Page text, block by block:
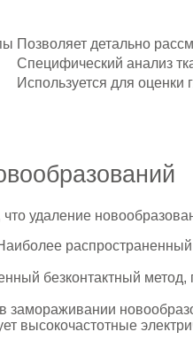
Позволяет детально
Специфический анализ
Используется для
удаление
распространенный
безконтактный
замораживании
высокочастотные